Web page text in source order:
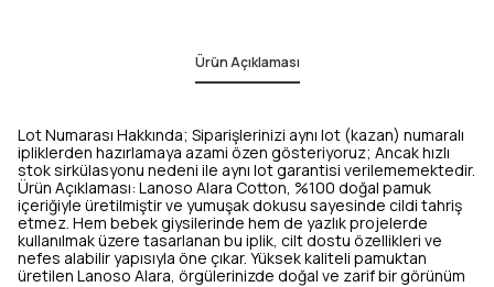
Ürün Açıklaması
Lot Numarası Hakkında; Siparişlerinizi aynı lot (kazan) numaralı
ipliklerden hazırlamaya azami özen gösteriyoruz; Ancak hızlı
stok sirkülasyonu nedeni ile aynı lot garantisi verilememektedir.
Ürün Açıklaması: Lanoso Alara Cotton, %100 doğal pamuk
içeriğiyle üretilmiştir ve yumuşak dokusu sayesinde cildi tahriş
etmez. Hem bebek giysilerinde hem de yazlık projelerde
kullanılmak üzere tasarlanan bu iplik, cilt dostu özellikleri ve
nefes alabilir yapısıyla öne çıkar. Yüksek kaliteli pamuktan
üretilen Lanoso Alara, örgülerinizde doğal ve zarif bir görünüm